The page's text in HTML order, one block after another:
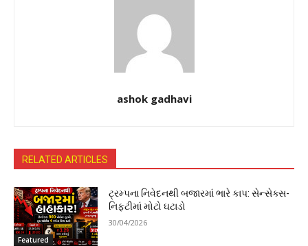
ashok gadhavi
RELATED ARTICLES
Featured
ટ્રમ્પના નિવેદનથી બજારમાં ભારે કાપ: સેન્સેક્સ-
નિફ્ટીમાં મોટો ઘટાડો
30/04/2026